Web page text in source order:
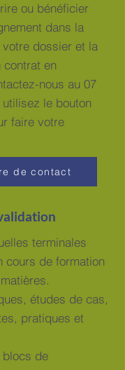
ou bénéficier
dans la
dossier et la
contrat en
nous au 07
utilisez le bouton
faire votre
de contact
terminales
cours de formation
études de cas,
pratiques et
blocs de